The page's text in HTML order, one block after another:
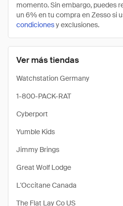
Ver más tiendas
Watchstation Germany
1-800-PACK-RAT
Cyberport
Yumble Kids
Jimmy Brings
Great Wolf Lodge
L'Occitane Canada
The Flat Lay Co US
momento. Sin embargo, puedes
un 6% en tu compra en Zesso si
condicionesy exclusiones.